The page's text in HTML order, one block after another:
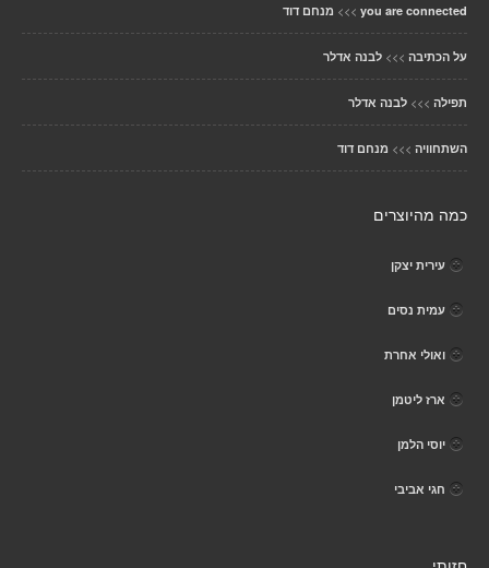
you are connected
>>> מנחם דוד
על הכתיבה >>> לבנה אדלר
תפילה >>> לבנה אדלר
השתחוויה >>> מנחם דוד
כמה מהיוצרים
עירית יצקן
עמית נסים
ואולי אחרת
ארז ליטמן
יוסי הלמן
חגי אביבי